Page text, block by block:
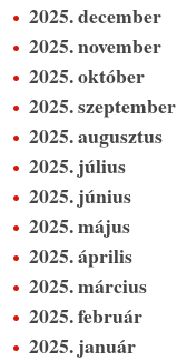
2025. december
2025. november
2025. október
2025. szeptember
2025. augusztus
2025. július
2025. június
2025. május
2025. április
2025. március
2025. február
2025. január